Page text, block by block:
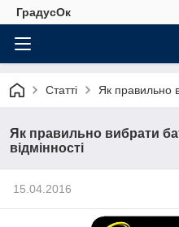
ГрадусОк
Статті Як правильно
Як правильно вибрати
відмінності
15.04.2016